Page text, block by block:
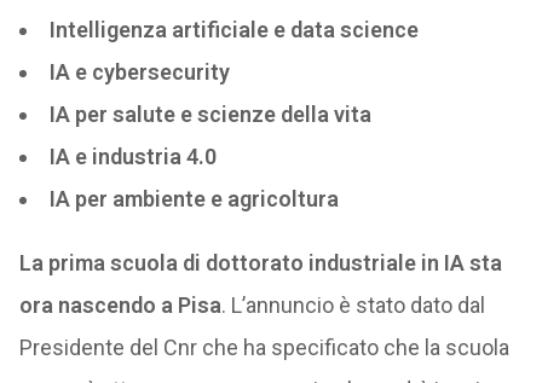
Intelligenza artificiale e data science
IA e cybersecurity
IA per salute e scienze della vita
IA e industria 4.0
IA per ambiente e agricoltura
La prima scuola di dottorato industriale in IA sta
ora nascendo a Pisa. L’annuncio è stato dato dal
Presidente del Cnr che ha specificato che la scuola